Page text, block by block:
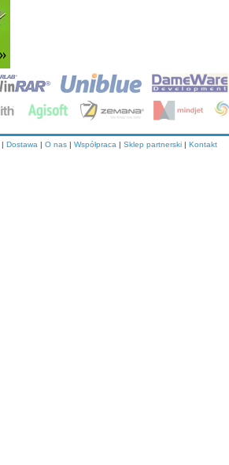
| Dostawa | O nas | Współpraca | Sklep partnerski | Kontakt